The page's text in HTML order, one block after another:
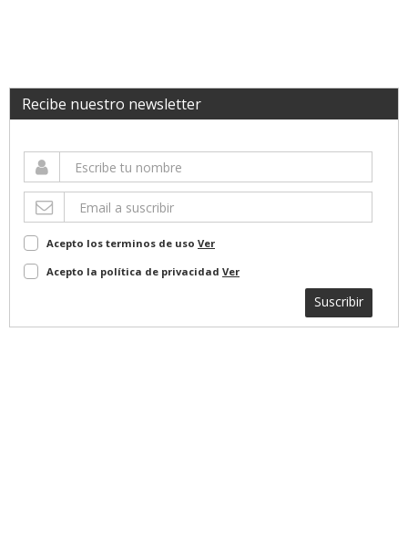
Recibe nuestro newsletter
Acepto los terminos de uso Ver
Acepto la política de privacidad Ver
Suscribir